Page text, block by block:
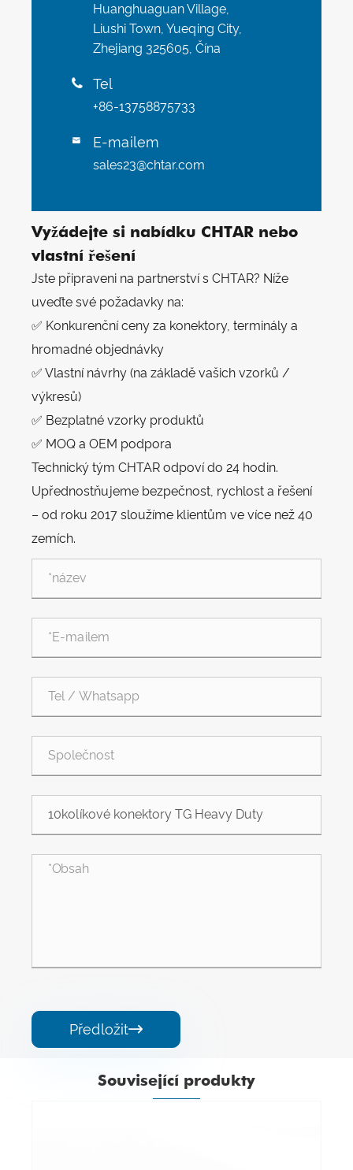
Huanghuaguan Village,
Liushi Town, Yueqing City,
Zhejiang 325605, Čína
 Tel
+86-13758875733
 E-mailem
sales23@chtar.com
Vyžádejte si nabídku CHTAR nebo
vlastní řešení
Jste připraveni na partnerství s CHTAR? Níže
uveďte své požadavky na:
✅ Konkurenční ceny za konektory, terminály a
hromadné objednávky
✅ Vlastní návrhy (na základě vašich vzorků /
výkresů)
✅ Bezplatné vzorky produktů
✅ MOQ a OEM podpora
Technický tým CHTAR odpoví do 24 hodin.
Upřednostňujeme bezpečnost, rychlost a řešení
– od roku 2017 sloužíme klientům ve více než 40
zemích.
Předložit
Související produkty